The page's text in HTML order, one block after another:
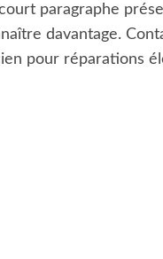
paragraphe
davantage.
pour réparations